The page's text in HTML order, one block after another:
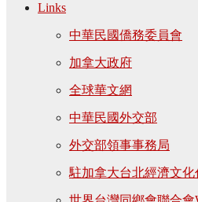
Links
中華民國僑務委員會
加拿大政府
全球華文網
中華民國外交部
外交部領事事務局
駐加拿大台北經濟文化